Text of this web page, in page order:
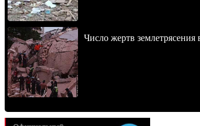
Число жертв